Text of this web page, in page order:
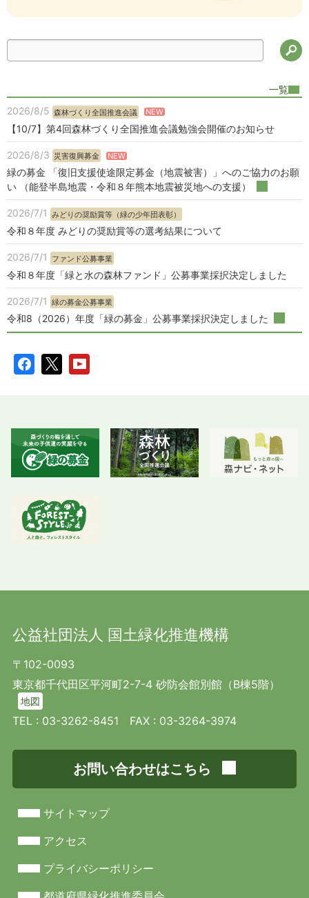
ご利用者によるサービス・商品等のお申込、ご購
入、ご利用及びこれらに関するお問い合わせに際し
て当機構が取り扱うこととなる個人情報の利用目的
は、以下の通りです。なお、ご利用者との契約が解
除された後においても上記の利用目的の範囲内で個
人情報を利用することがあります。
ご利用者の本人確認、与信管理
サービス等の料金の計算及び請求、これら
に関するご利用者へのご連絡
契約内容の実施に必要となるご連絡、契約
の履行、商談等
サービス・商品等のご紹介、ご提案及びコ
サービス・商品等の品質改善・CS（顧客満
新たなサービス・商品等の企画及び開発
ご利用者のお問い合わせ・ご相談・苦情・
修理・サポートへの対応、確認及び記録
ご案内状・電子メール等による商品・サー
ビス・キャンペーン等の広告・情報提供
内容に違反している利用者の発見と当該利
欺や不正アクセス等の不正行為を調査・検
出・予防、及びこれらに対応すること
(2) 受託業務に係る個人情報及び業務委
者の商品・サービスの販売・取次、保守等）の実施
に際して他の事業者から受領することとなる個人情
その委託された業務の実施に必要となるご
連絡、契約の履行、商談等
取引先情報の管理
5. 個人情報の提供
検
一覧
2026/8/5 森林づくり全国推進会議 NEW
【10/7】第4回森林づくり全国推進会議勉強会開催のお知らせ
2026/8/3 災害復興募金 NEW
緑の募金 「復旧支援使途限定募金（地震被害）」へのご協力のお願
い （能登半島地震・令和８年熊本地震被災地への支援）
2026/7/1 みどりの奨励賞等（緑の少年団表彰）
令和８年度 みどりの奨励賞等の選考結果について
2026/7/1 ファンド公募事業
令和８年度「緑と水の森林ファンド」公募事業採択決定しました
2026/7/1 緑の募金公募事業
令和8（2026）年度「緑の募金」公募事業採択決定しました
公益社団法人 国土緑化推進機構
〒102-0093
東京都千代田区平河町2-7-4 砂防会館別館（B棟5階）
地図
TEL : 03-3262-8451 FAX : 03-3264-3974
お問い合わせはこちら
サイトマップ
アクセス
プライバシーポリシー